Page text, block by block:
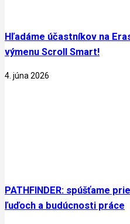
Hľadáme účastníkov na
výmenu Scroll Smart!
4. júna 2026
PATHFINDER: spúšťame
ľuďoch a budúcnosti práce